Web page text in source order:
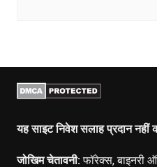
यह साइट निवेश सलाह प्रदान नहीं
जोखिम चेतावनी:फॉरेक्स, बाइनरी